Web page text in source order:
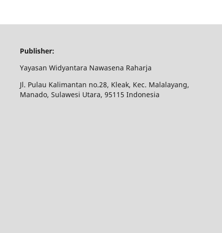
Publisher:
Yayasan Widyantara Nawasena Raharja
Jl. Pulau Kalimantan no.28, Kleak, Kec. Malalayang,
Manado, Sulawesi Utara, 95115 Indonesia